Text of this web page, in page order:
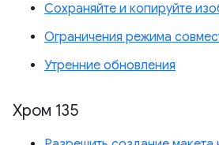
Сохраняйте и копируйте
Ограничения режима
Утренние обновления
Хром 135